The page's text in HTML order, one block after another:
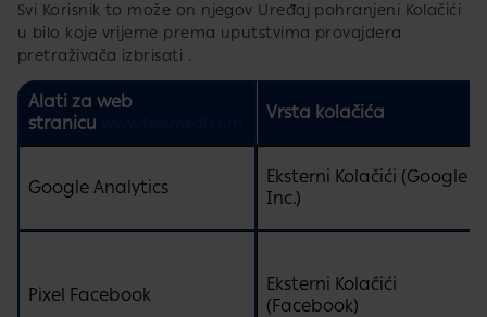
Svi Korisnik to može on njegov Uređaj pohranjeni Kolačići
u bilo koje vrijeme prema uputstvima provajdera
pretraživača​ izbrisati .
Alati za web
stranicu
Vrsta kolačića
Google Analytics
Eksterni Kolačići (Google
Inc.)
Pixel Facebook
Eksterni Kolačići
(Facebook)